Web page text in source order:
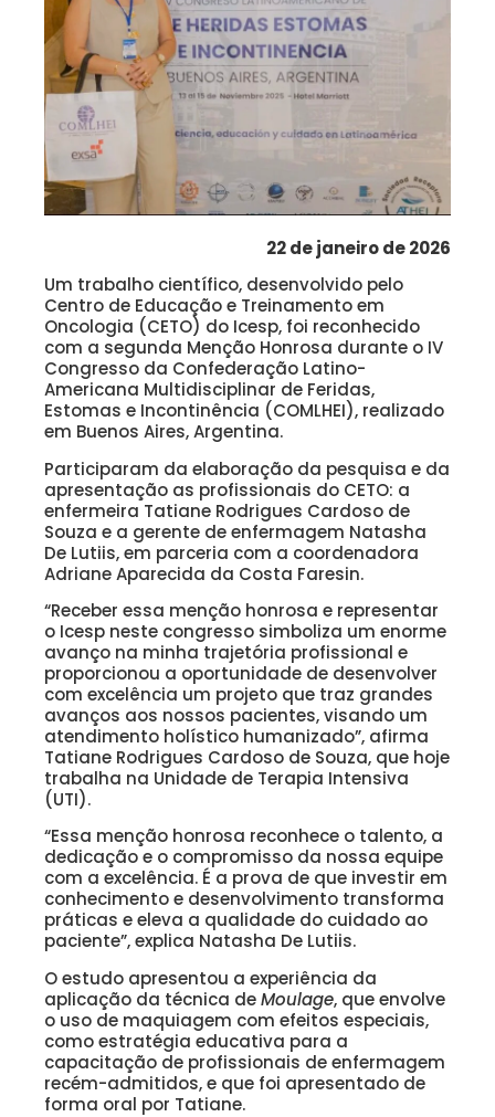
22 de janeiro de 2026
Um trabalho científico, desenvolvido pelo
Centro de Educação e Treinamento em
Oncologia (CETO) do Icesp, foi reconhecido
com a segunda Menção Honrosa durante o IV
Congresso da Confederação Latino-
Americana Multidisciplinar de Feridas,
Estomas e Incontinência (COMLHEI), realizado
em Buenos Aires, Argentina.
Participaram da elaboração da pesquisa e da
apresentação as profissionais do CETO: a
enfermeira Tatiane Rodrigues Cardoso de
Souza e a gerente de enfermagem Natasha
De Lutiis, em parceria com a coordenadora
Adriane Aparecida da Costa Faresin.
“Receber essa menção honrosa e representar
o Icesp neste congresso simboliza um enorme
avanço na minha trajetória profissional e
proporcionou a oportunidade de desenvolver
com excelência um projeto que traz grandes
avanços aos nossos pacientes, visando um
atendimento holístico humanizado”, afirma
Tatiane Rodrigues Cardoso de Souza, que hoje
trabalha na Unidade de Terapia Intensiva
(UTI).
“Essa menção honrosa reconhece o talento, a
dedicação e o compromisso da nossa equipe
com a excelência. É a prova de que investir em
conhecimento e desenvolvimento transforma
práticas e eleva a qualidade do cuidado ao
paciente”, explica Natasha De Lutiis.
O estudo apresentou a experiência da
aplicação da técnica deMoulage, que envolve
o uso de maquiagem com efeitos especiais,
como estratégia educativa para a
capacitação de profissionais de enfermagem
recém-admitidos, e que foi apresentado de
forma oral por Tatiane.